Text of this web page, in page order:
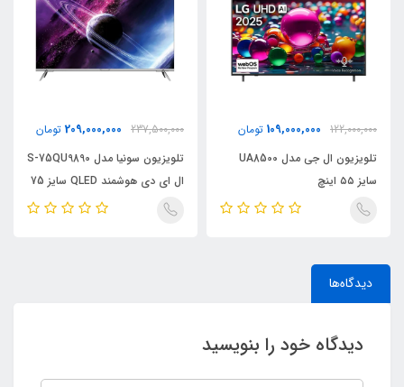
122,000,000
109,000,000 تومان
تلویزیون ال جی مدل UA8500
سایز ۵۵ اینچ
237,500,000
209,000,000 تومان
تلویزیون سونیا مدل S-75QU9890
ال ای دی هوشمند QLED سایز 75
اینچ
دیدگاه‌ها
دیدگاه خود را بنویسید